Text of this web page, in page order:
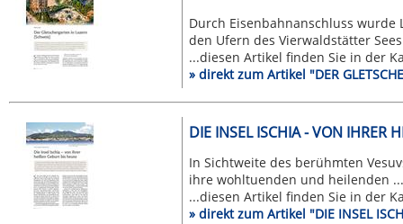
Durch Eisenbahnanschluss
den Ufern des Vierwaldstätter
...diesen Artikel finden Sie in der
» direkt zum Artikel "DER
DIE INSEL ISCHIA - VON IHRER
In Sichtweite des berühmten
ihre wohltuenden und heilenden ...
...diesen Artikel finden Sie in der
» direkt zum Artikel "DIE INSEL